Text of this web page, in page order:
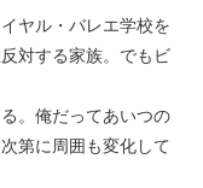
ヤル・バレエ学校を
対する家族。でもビ
。俺だってあいつの
第に周囲も変化して